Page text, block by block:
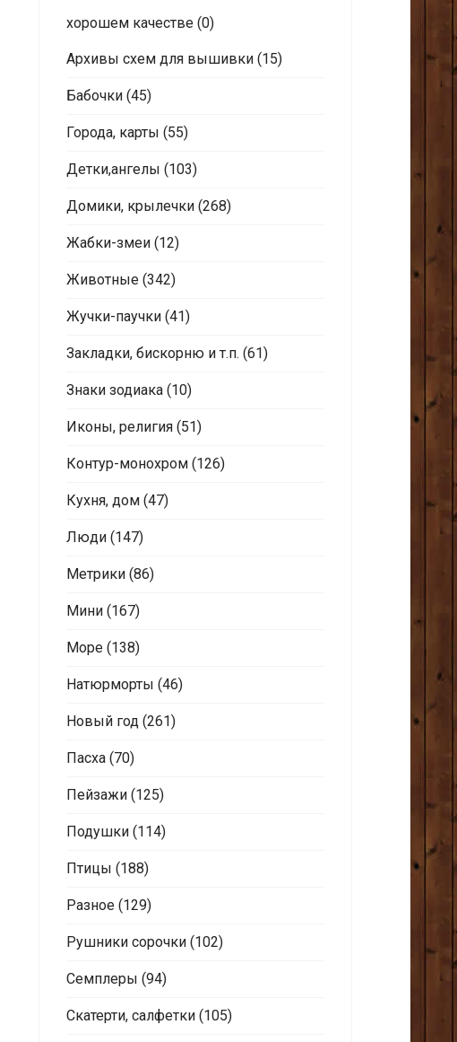
хорошем качестве (0)
Архивы схем для вышивки (15)
Бабочки (45)
Города, карты (55)
Детки,ангелы (103)
Домики, крылечки (268)
Жабки-змеи (12)
Животные (342)
Жучки-паучки (41)
Закладки, бискорню и т.п. (61)
Знаки зодиака (10)
Иконы, религия (51)
Контур-монохром (126)
Кухня, дом (47)
Люди (147)
Метрики (86)
Мини (167)
Море (138)
Натюрморты (46)
Новый год (261)
Пасха (70)
Пейзажи (125)
Подушки (114)
Птицы (188)
Разное (129)
Рушники сорочки (102)
Семплеры (94)
Скатерти, салфетки (105)